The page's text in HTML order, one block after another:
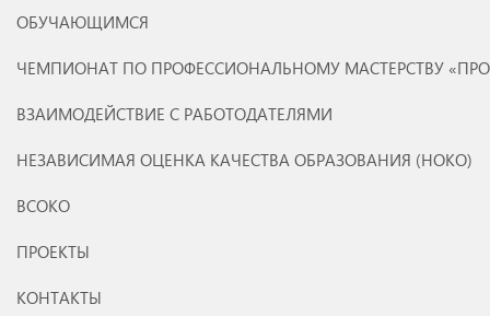
ОБУЧАЮЩИМСЯ
ЧЕМПИОНАТ ПО ПРОФЕССИОНАЛЬНОМУ МАСТЕРСТВУ
ВЗАИМОДЕЙСТВИЕ С РАБОТОДАТЕЛЯМИ
НЕЗАВИСИМАЯ ОЦЕНКА КАЧЕСТВА ОБРАЗОВАНИЯ (НОКО)
ВСОКО
ПРОЕКТЫ
КОНТАКТЫ